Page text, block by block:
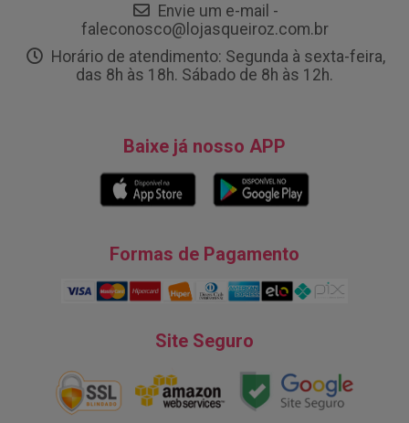
Envie um e-mail -
faleconosco@lojasqueiroz.com.br
Horário de atendimento: Segunda à sexta-feira,
das 8h às 18h. Sábado de 8h às 12h.
Baixe já nosso APP
Formas de Pagamento
Site Seguro